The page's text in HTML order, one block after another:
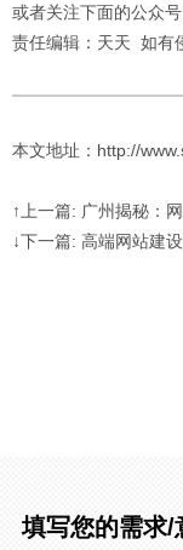
或者关注下面的公众
责任编辑：天天 如有
本文地址：http://
↑上一篇: 广州揭秘：
↓下一篇: 高端网站建
填写您的需求/